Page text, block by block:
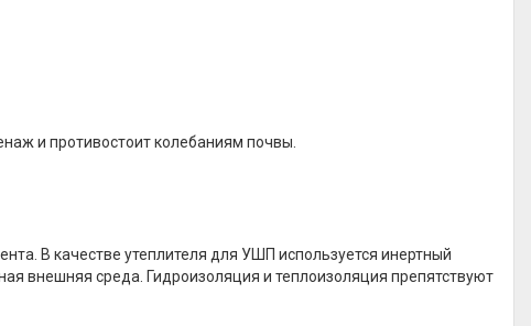
и противостоит колебаниям почвы.
В качестве утеплителя для УШП используется инертный
внешняя среда. Гидроизоляция и теплоизоляция препятствуют